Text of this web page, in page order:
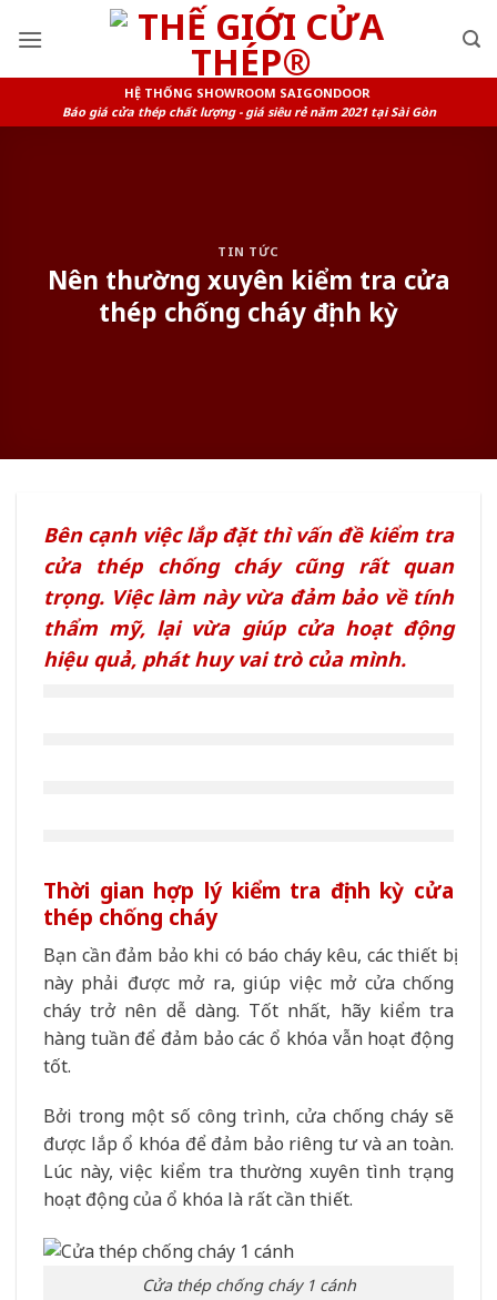
HỆ THỐNG SHOWROOM SAIGONDOOR
Báo giá cửa thép chất lượng - giá siêu rẻ năm 2021 tại Sài Gòn
TIN TỨC
Nên thường xuyên kiểm tra cửa
thép chống cháy định kỳ
Bên cạnh việc lắp đặt thì vấn đề kiểm tra
cửa thép chống cháy cũng rất quan
trọng. Việc làm này vừa đảm bảo về tính
thẩm mỹ, lại vừa giúp cửa hoạt động
hiệu quả, phát huy vai trò của mình.
Thời gian hợp lý kiểm tra định kỳ cửa
thép chống cháy
Bạn cần đảm bảo khi có báo cháy kêu, các thiết bị
này phải được mở ra, giúp việc mở cửa chống
cháy trở nên dễ dàng. Tốt nhất, hãy kiểm tra
hàng tuần để đảm bảo các ổ khóa vẫn hoạt động
tốt.
Bởi trong một số công trình, cửa chống cháy sẽ
được lắp ổ khóa để đảm bảo riêng tư và an toàn.
Lúc này, việc kiểm tra thường xuyên tình trạng
hoạt động của ổ khóa là rất cần thiết.
Cửa thép chống cháy 1 cánh